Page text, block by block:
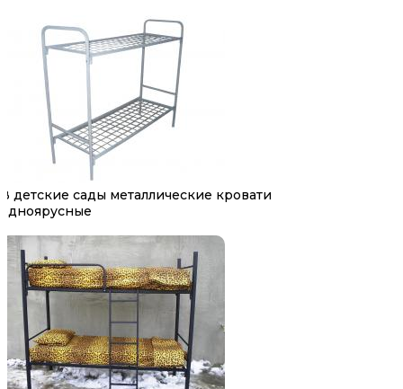
В детские сады металлические кровати
одноярусные